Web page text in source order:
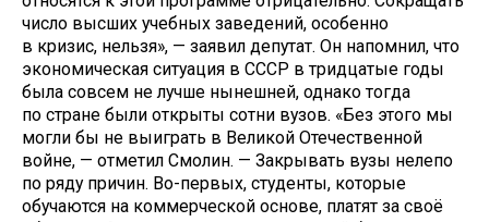
число высших учебных заведений, особенно
в кризис, нельзя», — заявил депутат. Он напомнил, что
экономическая ситуация в СССР в тридцатые годы
была совсем не лучше нынешней, однако тогда
по стране были открыты сотни вузов. «Без этого мы
могли бы не выиграть в Великой Отечественной
войне, — отметил Смолин. — Закрывать вузы нелепо
по ряду причин. Во-первых, студенты, которые
обучаются на коммерческой основе, платят за своё